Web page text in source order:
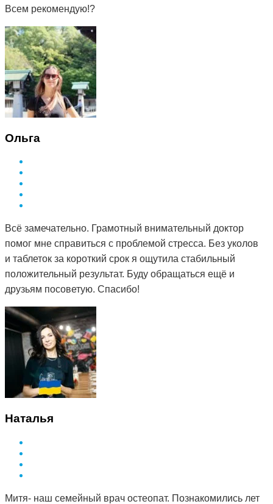
Всем рекомендую!?
Ольга
Всё замечательно. Грамотный внимательный доктор
помог мне справиться с проблемой стресса. Без уколов
и таблеток за короткий срок я ощутила стабильный
положительный результат. Буду обращаться ещё и
друзьям посоветую. Спасибо!
Наталья
Митя- наш семейный врач остеопат. Познакомились лет